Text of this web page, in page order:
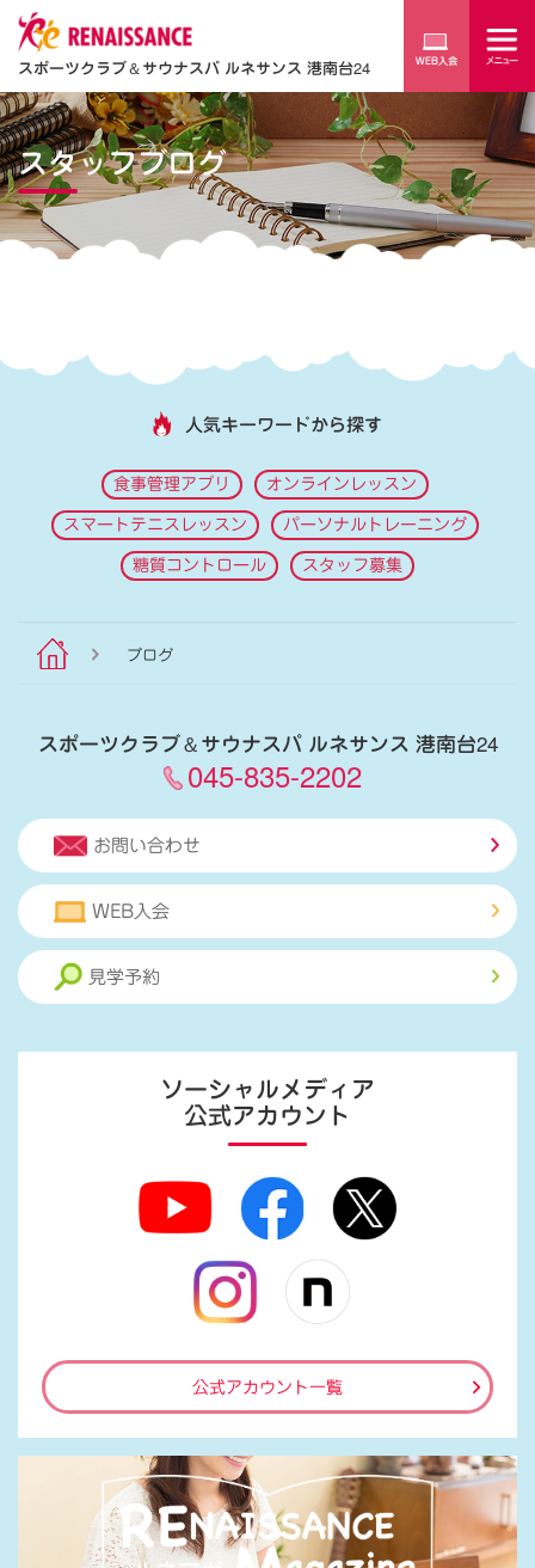
スポーツクラブ＆サウナスパ ルネサンス 港南台24
スタッフブログ
人気キーワードから探す
食事管理アプリ オンラインレッスン
スマートテニスレッスン パーソナルトレーニング
糖質コントロール スタッフ募集
ブログ
スポーツクラブ＆サウナスパ ルネサンス 港南台24
045-835-2202
お問い合わせ
WEB入会
見学予約
ソーシャルメディア
公式アカウント
公式アカウント一覧